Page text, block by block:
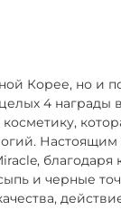
Корее, но и
4 награды
и черные